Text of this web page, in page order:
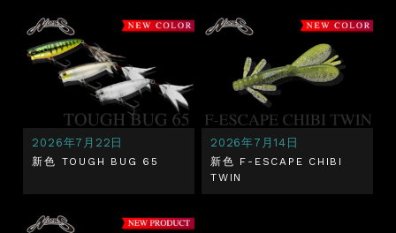
2026年7月22日
新色 TOUGH BUG 65
2026年7月14日
新色 F-ESCAPE CHIBI
TWIN